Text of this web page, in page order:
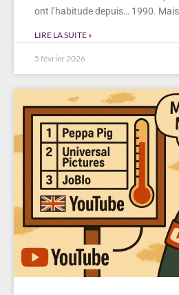
ont l’habitude depuis… 1990.
LIRE LA SUITE »
5 février 2026